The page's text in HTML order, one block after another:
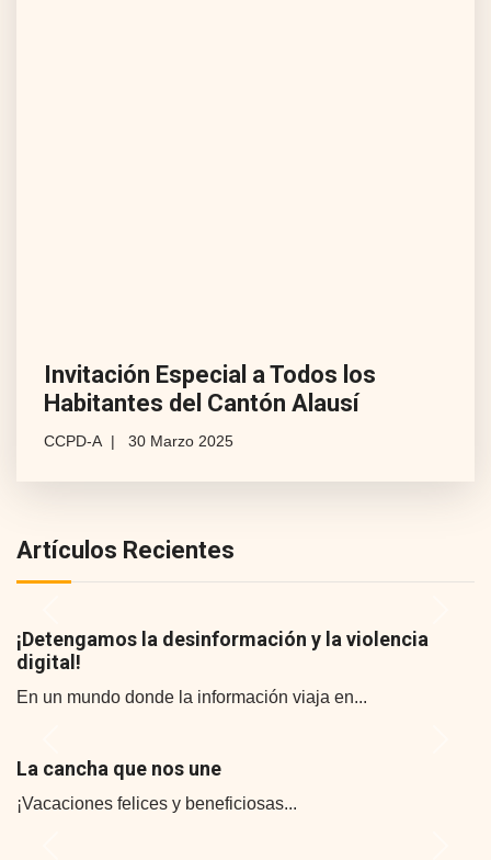
Artículos Recientes
¡Detengamos la desinformación y la violencia
digital!
En un mundo donde la información viaja en...
La cancha que nos une
¡Vacaciones felices y beneficiosas...
Invitación Especial a Todos los
Habitantes del Cantón Alausí
CCPD-A 30 Marzo 2025